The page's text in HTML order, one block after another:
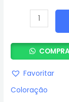
5
Unidades
Fashion
Lights
Favoritar
Coloração